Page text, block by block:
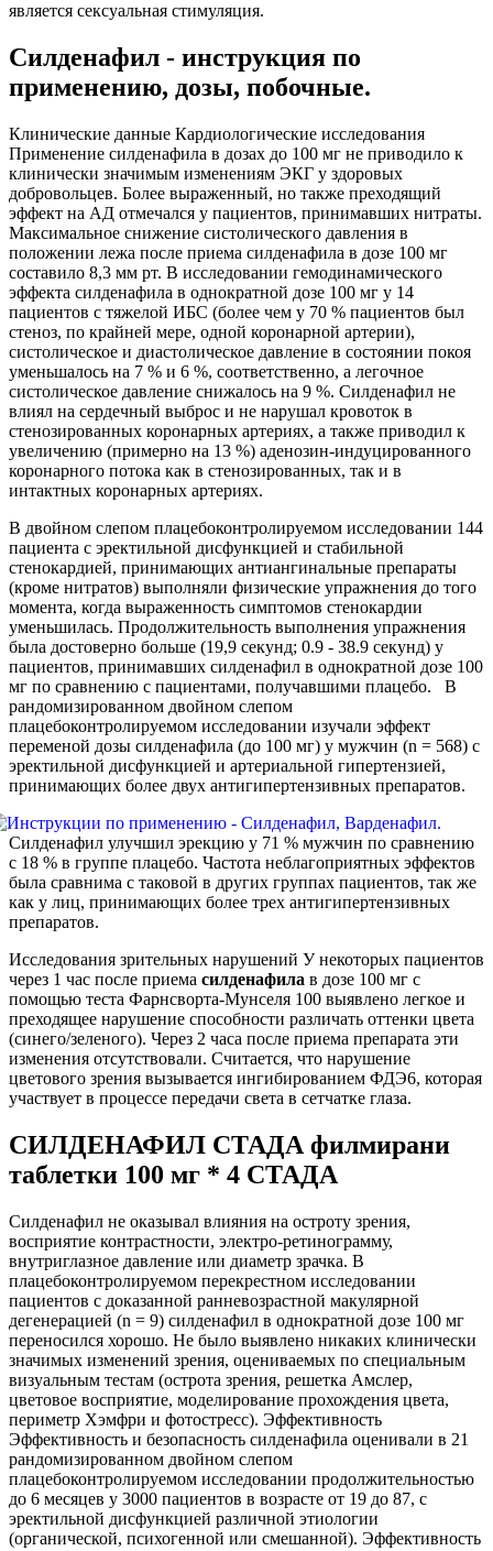
является сексуальная стимуляция.
Силденафил - инструкция по
применению, дозы, побочные.
Клинические данные Кардиологические исследования
Применение силденафила в дозах до 100 мг не приводило к
клинически значимым изменениям ЭКГ у здоровых
добровольцев. Более выраженный, но также преходящий
эффект на АД отмечался у пациентов, принимавших нитраты.
Максимальное снижение систолического давления в
положении лежа после приема силденафила в дозе 100 мг
составило 8,3 мм рт. В исследовании гемодинамического
эффекта силденафила в однократной дозе 100 мг у 14
пациентов с тяжелой ИБС (более чем у 70 % пациентов был
стеноз, по крайней мере, одной коронарной артерии),
систолическое и диастолическое давление в состоянии покоя
уменьшалось на 7 % и 6 %, соответственно, а легочное
систолическое давление снижалось на 9 %. Силденафил не
влиял на сердечный выброс и не нарушал кровоток в
стенозированных коронарных артериях, а также приводил к
увеличению (примерно на 13 %) аденозин-индуцированного
коронарного потока как в стенозированных, так и в
интактных коронарных артериях.
В двойном слепом плацебоконтролируемом исследовании 144
пациента с эректильной дисфункцией и стабильной
стенокардией, принимающих антиангинальные препараты
(кроме нитратов) выполняли физические упражнения до того
момента, когда выраженность симптомов стенокардии
уменьшилась. Продолжительность выполнения упражнения
была достоверно больше (19,9 секунд; 0.9 - 38.9 секунд) у
пациентов, принимавших силденафил в однократной дозе 100
мг по сравнению с пациентами, получавшими плацебо. В
рандомизированном двойном слепом
плацебоконтролируемом исследовании изучали эффект
переменой дозы силденафила (до 100 мг) у мужчин (n = 568) с
эректильной дисфункцией и артериальной гипертензией,
принимающих более двух антигипертензивных препаратов.
Силденафил улучшил эрекцию у 71 % мужчин по сравнению
с 18 % в группе плацебо. Частота неблагоприятных эффектов
была сравнима с таковой в других группах пациентов, так же
как у лиц, принимающих более трех антигипертензивных
препаратов.
Исследования зрительных нарушений У некоторых пациентов
через 1 час после приема силденафила в дозе 100 мг с
помощью теста Фарнсворта-Мунселя 100 выявлено легкое и
преходящее нарушение способности различать оттенки цвета
(синего/зеленого). Через 2 часа после приема препарата эти
изменения отсутствовали. Считается, что нарушение
цветового зрения вызывается ингибированием ФДЭ6, которая
участвует в процессе передачи света в сетчатке глаза.
СИЛДЕНАФИЛ СТАДА филмирани
таблетки 100 мг * 4 СТАДА
Силденафил не оказывал влияния на остроту зрения,
восприятие контрастности, электро-ретинограмму,
внутриглазное давление или диаметр зрачка. В
плацебоконтролируемом перекрестном исследовании
пациентов с доказанной ранневозрастной макулярной
дегенерацией (n = 9) силденафил в однократной дозе 100 мг
переносился хорошо. Не было выявлено никаких клинически
значимых изменений зрения, оцениваемых по специальным
визуальным тестам (острота зрения, решетка Амслер,
цветовое восприятие, моделирование прохождения цвета,
периметр Хэмфри и фотостресс). Эффективность
Эффективность и безопасность силденафила оценивали в 21
рандомизированном двойном слепом
плацебоконтролируемом исследовании продолжительностью
до 6 месяцев у 3000 пациентов в возрасте от 19 до 87, с
эректильной дисфункцией различной этиологии
(органической, психогенной или смешанной). Эффективность